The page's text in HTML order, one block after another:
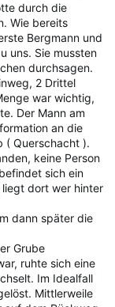
durch die
Wie bereits
Bergmann und
uns. Sie mussten
durchsagen.
2 Drittel
war wichtig,
Der Mann am
an die
( Querschacht ).
keine Person
sich ein
liegt dort wer hinter
dann später die
Grube
ruhte sich eine
Im Idealfall
Mittlerweile